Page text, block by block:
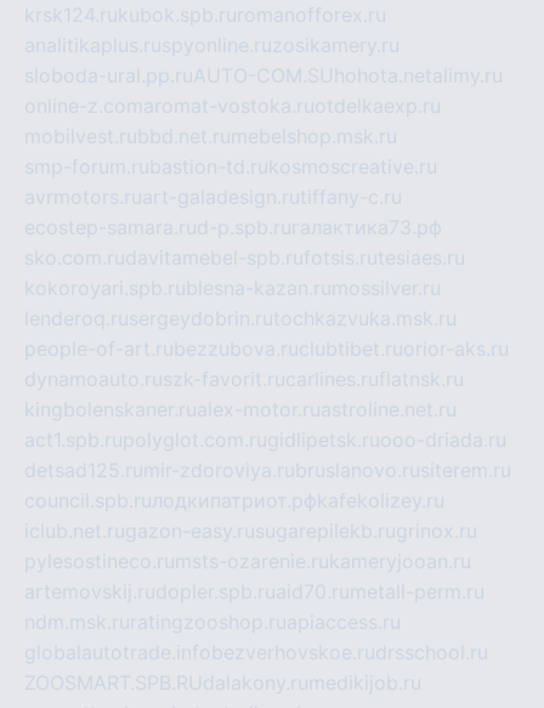
krsk124.rukubok.spb.ru romanofforex.ru
analitikaplus.ruspyonline.ruzosikamery.ru
sloboda-ural.pp.ruAUTO-COM.SU hohota.net alimy.ru
online-z.comaromat-vostoka.ruotdelkaexp.ru
mobilvest.rubbd.net.ru mebelshop.msk.ru
smp-forum.rubastion-td.rukosmoscreative.ru
avrmotors.ruart-galadesign.rutiffany-c.ru
ecostep-samara.rud-p.spb.ru галактика73.рф
sko.com.rudavitamebel-spb.rufotsis.rutesiaes.ru
kokoroyari.spb.rublesna-kazan.ru mossilver.ru
lenderoq.rusergeydobrin.rutochkazvuka.msk.ru
people-of-art.rubezzubova.ruclubtibet.ruorior-aks.ru
dynamoauto.ruszk-favorit.rucarlines.ruflatnsk.ru
kingbolenskaner.rualex-motor.ruastroline.net.ru
act1.spb.rupolyglot.com.rugidlipetsk.ruooo-driada.ru
detsad125.ru mir-zdoroviya.rubruslanovo.rusiterem.ru
council.spb.ruлодкипатриот.рфkafekolizey.ru
iclub.net.rugazon-easy.rusugarepilekb.rugrinox.ru
pylesostineco.ru msts-ozarenie.rukameryjooan.ru
artemovskij.rudopler.spb.ruaid70.ru metall-perm.ru
ndm.msk.ru ratingzooshop.ruapiaccess.ru
globalautotrade.info bezverhovskoe.rudrsschool.ru
ZOOSMART.SPB.RUdalakony.ru medikijob.ru